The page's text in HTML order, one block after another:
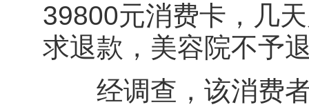
39800元消费卡，几
求退款，美容院不予
经调查，该消费者